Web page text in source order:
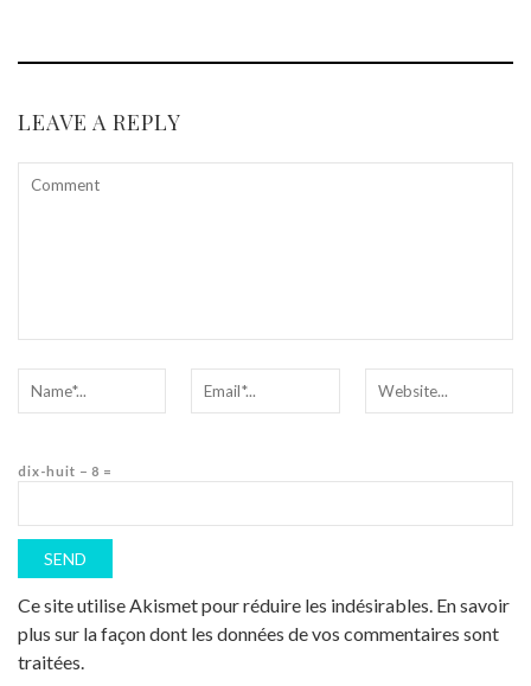
LEAVE A REPLY
dix-huit − 8 =
Ce site utilise Akismet pour réduire les indésirables. En savoir
plus sur la façon dont les données de vos commentaires sont
traitées.